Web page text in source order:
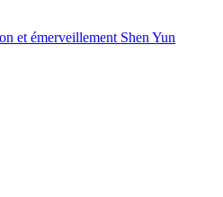
et émerveillement Shen Yun